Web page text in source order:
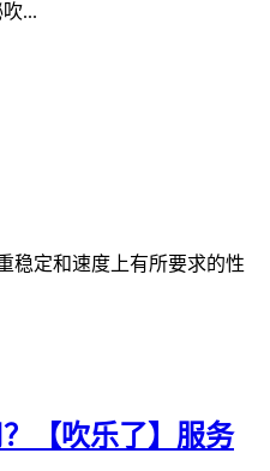
...
稳定和速度上有所要求的性
【吹乐了】服务